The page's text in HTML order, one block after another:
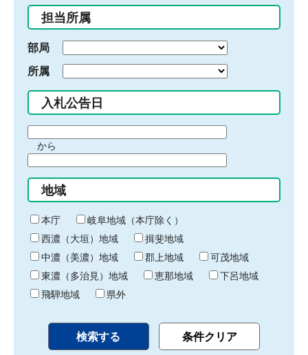
入
力
担当所属
部局
所属
入札公告日
間
始
り
から
間
終
わ
り
地域
本庁
岐阜地域（本庁除く）
西濃（大垣）地域
揖斐地域
中濃（美濃）地域
郡上地域
可茂地域
東濃（多治見）地域
恵那地域
下呂地域
飛騨地域
県外